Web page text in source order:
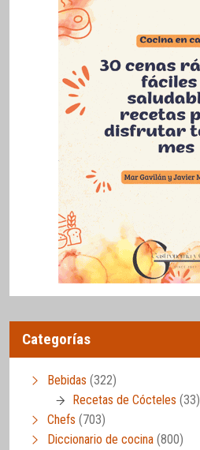
Categorías
Bebidas (322)
Recetas de Cócteles (33)
Chefs (703)
Diccionario de cocina (800)